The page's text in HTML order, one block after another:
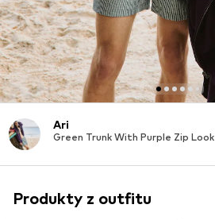
Ari
Green Trunk With Purple Zip Look
Produkty z outfitu